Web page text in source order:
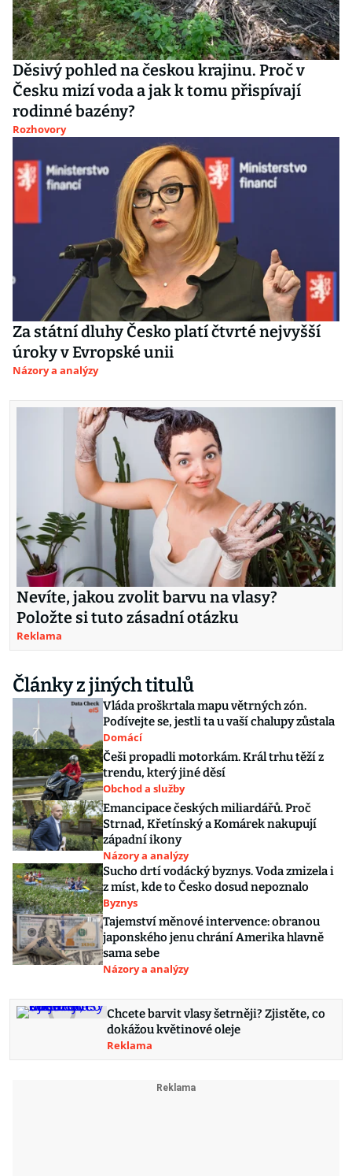
Děsivý pohled na českou krajinu. Proč v
Česku mizí voda a jak k tomu přispívají
rodinné bazény?
Rozhovory
Za státní dluhy Česko platí čtvrté nejvyšší
úroky v Evropské unii
Názory a analýzy
Nevíte, jakou zvolit barvu na vlasy?
Položte si tuto zásadní otázku
Reklama
Články z jiných titulů
Vláda proškrtala mapu větrných zón.
Podívejte se, jestli ta u vaší chalupy zůstala
Domácí
Češi propadli motorkám. Král trhu těží z
trendu, který jiné děsí
Obchod a služby
Emancipace českých miliardářů. Proč
Strnad, Křetínský a Komárek nakupují
západní ikony
Názory a analýzy
Sucho drtí vodácký byznys. Voda zmizela i
z míst, kde to Česko dosud nepoznalo
Byznys
Tajemství měnové intervence: obranou
japonského jenu chrání Amerika hlavně
sama sebe
Názory a analýzy
Chcete barvit vlasy šetrněji? Zjistěte, co
dokážou květinové oleje
Reklama